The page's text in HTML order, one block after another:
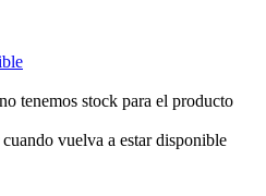
tenemos stock para el producto
vuelva a estar disponible